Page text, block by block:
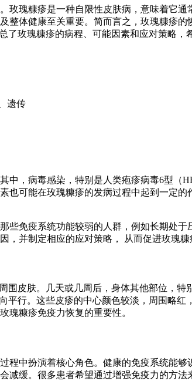
瑰糠疹是一种自限性皮肤病，意味着它通
体健康至关重要。简而言之，玫瑰糠疹
玫瑰糠疹的病程、可能因素和应对策略，
遗传
，病毒感染，特别是人类疱疹病毒6型（
可能在玫瑰糠疹的发病过程中起到一定
免疫系统功能较弱的人群，例如长期处
并制定相应的应对策略， 从而促进玫瑰糠
皮肤。几天或几周后，身体其他部位，
行。这些皮疹的中心颜色较淡，周围略
瑰糠疹免疫力恢复的重要性。
中扮演着核心角色。健康的免疫系统能
缓。很多患者希望通过增强免疫力的方